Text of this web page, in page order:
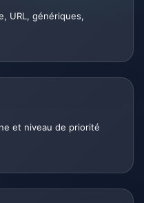
URL, génériques,
et niveau de priorité